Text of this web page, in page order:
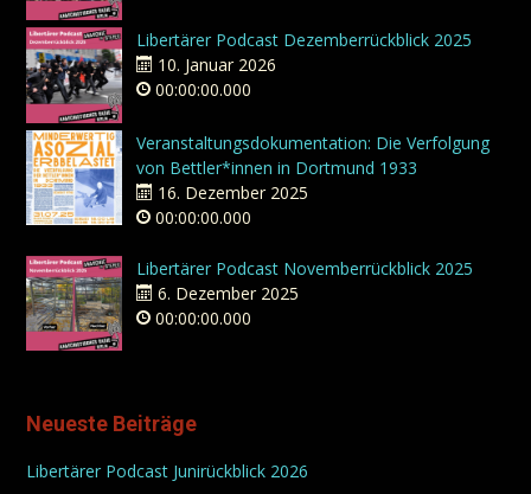
Libertärer Podcast Dezemberrückblick 2025
10. Januar 2026
00:00:00.000
Veranstaltungsdokumentation: Die Verfolgung
von Bettler*innen in Dortmund 1933
16. Dezember 2025
00:00:00.000
Libertärer Podcast Novemberrückblick 2025
6. Dezember 2025
00:00:00.000
Neueste Beiträge
Libertärer Podcast Junirückblick 2026